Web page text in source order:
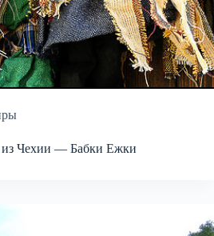
Чехии — Бабки Ежки